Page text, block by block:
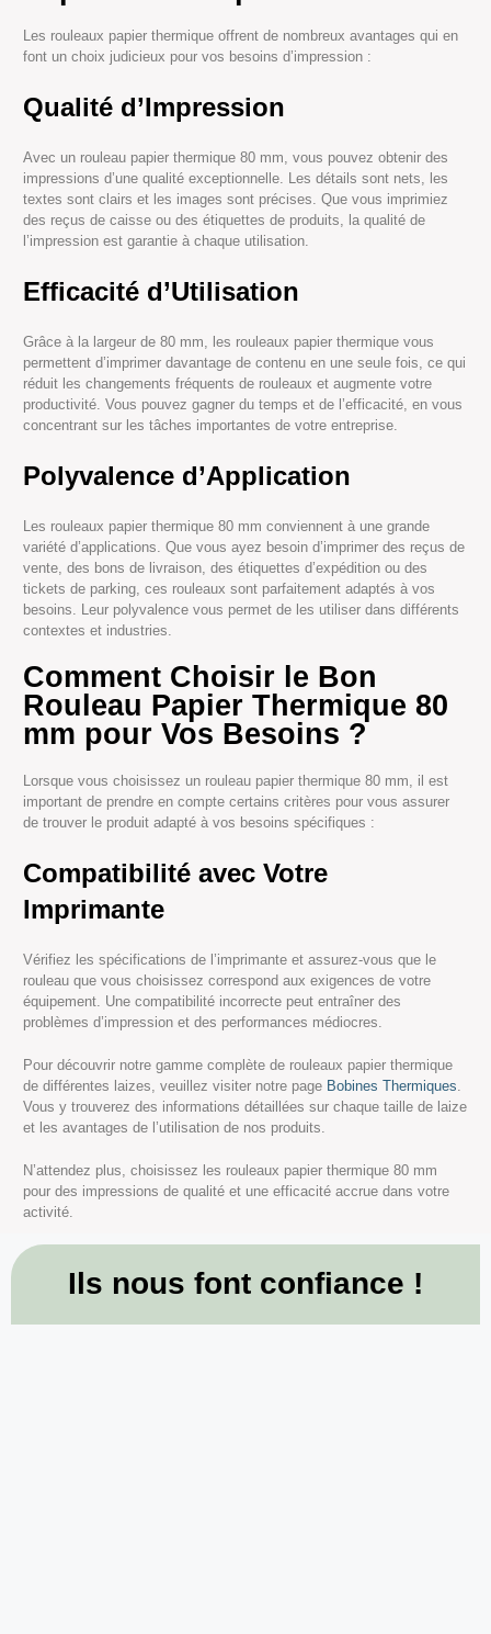
Les rouleaux papier thermique offrent de nombreux avantages qui en
font un choix judicieux pour vos besoins d’impression :
Qualité d’Impression
Avec un rouleau papier thermique 80 mm, vous pouvez obtenir des
impressions d’une qualité exceptionnelle. Les détails sont nets, les
textes sont clairs et les images sont précises. Que vous imprimiez
des reçus de caisse ou des étiquettes de produits, la qualité de
l’impression est garantie à chaque utilisation.
Efficacité d’Utilisation
Grâce à la largeur de 80 mm, les rouleaux papier thermique vous
permettent d’imprimer davantage de contenu en une seule fois, ce qui
réduit les changements fréquents de rouleaux et augmente votre
productivité. Vous pouvez gagner du temps et de l’efficacité, en vous
concentrant sur les tâches importantes de votre entreprise.
Polyvalence d’Application
Les rouleaux papier thermique 80 mm conviennent à une grande
variété d’applications. Que vous ayez besoin d’imprimer des reçus de
vente, des bons de livraison, des étiquettes d’expédition ou des
tickets de parking, ces rouleaux sont parfaitement adaptés à vos
besoins. Leur polyvalence vous permet de les utiliser dans différents
contextes et industries.
Comment Choisir le Bon
Rouleau Papier Thermique 80
mm pour Vos Besoins ?
Lorsque vous choisissez un rouleau papier thermique 80 mm, il est
important de prendre en compte certains critères pour vous assurer
de trouver le produit adapté à vos besoins spécifiques :
Compatibilité avec Votre
Imprimante
Vérifiez les spécifications de l’imprimante et assurez-vous que le
rouleau que vous choisissez correspond aux exigences de votre
équipement. Une compatibilité incorrecte peut entraîner des
problèmes d’impression et des performances médiocres.
Pour découvrir notre gamme complète de rouleaux papier thermique
de différentes laizes, veuillez visiter notre page Bobines Thermiques.
Vous y trouverez des informations détaillées sur chaque taille de laize
et les avantages de l’utilisation de nos produits.
N’attendez plus, choisissez les rouleaux papier thermique 80 mm
pour des impressions de qualité et une efficacité accrue dans votre
activité.
Ils nous font confiance !